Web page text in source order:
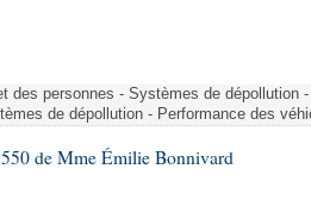
des lois
des lois
des personnes - Systèmes de dépollution
de dépollution - Performance des
de Mme Émilie Bonnivard